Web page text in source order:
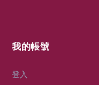
我的帳號
登入